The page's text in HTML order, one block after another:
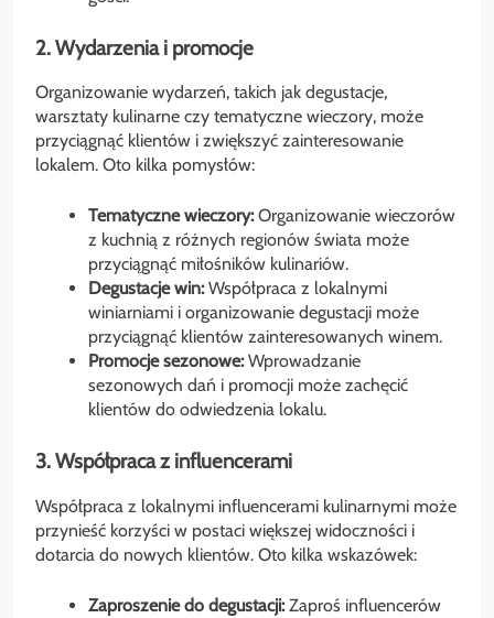
2. Wydarzenia i promocje
Organizowanie wydarzeń, takich jak degustacje,
warsztaty kulinarne czy tematyczne wieczory, może
przyciągnąć klientów i zwiększyć zainteresowanie
lokalem. Oto kilka pomysłów:
Tematyczne wieczory:Organizowanie wieczorów
z kuchnią z różnych regionów świata może
przyciągnąć miłośników kulinariów.
Degustacje win:Współpraca z lokalnymi
winiarniami i organizowanie degustacji może
przyciągnąć klientów zainteresowanych winem.
Promocje sezonowe:Wprowadzanie
sezonowych dań i promocji może zachęcić
klientów do odwiedzenia lokalu.
3. Współpraca z influencerami
Współpraca z lokalnymi influencerami kulinarnymi może
przynieść korzyści w postaci większej widoczności i
dotarcia do nowych klientów. Oto kilka wskazówek:
Zaproszenie do degustacji:Zaproś influencerów